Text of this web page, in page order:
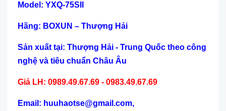
Model: YXQ-75SII
Hãng: BOXUN – Thượng Hải
Sản xuất tại: Thượng Hải - Trung Quốc theo công
nghệ và tiêu chuẩn Châu Âu
Giá LH: 0989.49.67.69 - 0983.49.67.69
Email: huuhaotse@gmail.com,